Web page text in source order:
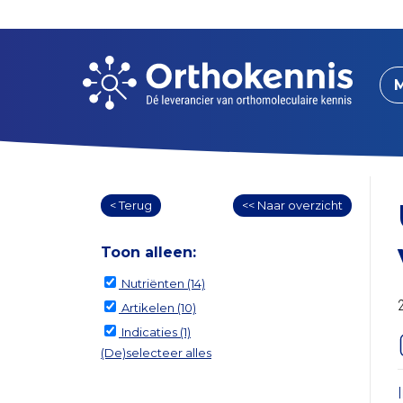
< Terug << Naar overzicht
Toon alleen:
Nutriënten (14)
Artikelen (10)
Indicaties (1)
(De)selecteer alles